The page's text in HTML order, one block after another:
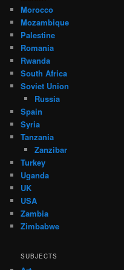
Morocco
Mozambique
Palestine
Romania
Rwanda
South Africa
Soviet Union
Russia
Spain
Syria
Tanzania
Zanzibar
Turkey
Uganda
UK
USA
Zambia
Zimbabwe
SUBJECTS